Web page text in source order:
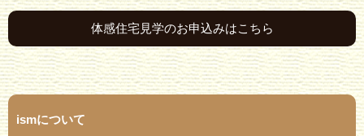
体感住宅見学のお申込みはこちら
ismについて